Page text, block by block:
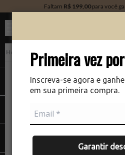
Primeira vez
Inscreva-se agora e
em sua primeira compra.
Garantir
Faltam R$ 199,00para você
PERFUMARIA